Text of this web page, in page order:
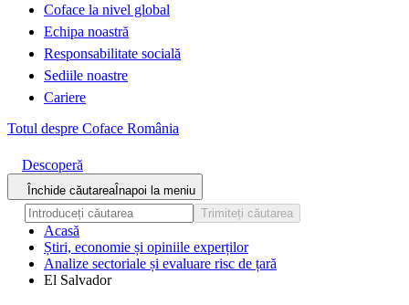
Coface la nivel global
Echipa noastră
Responsabilitate socială
Sediile noastre
Cariere
Totul despre Coface România
Descoperă
Închide căutareaÎnapoi la meniu
Trimiteți căutarea
Acasă
Știri, economie și opiniile experților
Analize sectoriale și evaluare risc de țară
El Salvador